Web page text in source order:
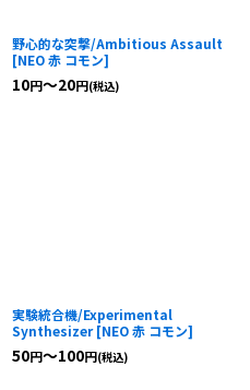
野心的な突撃/Ambitious Assault
[NEO 赤 コモン]
10円～20円(税込)
実験統合機/Experimental
Synthesizer [NEO 赤 コモン]
50円～100円(税込)